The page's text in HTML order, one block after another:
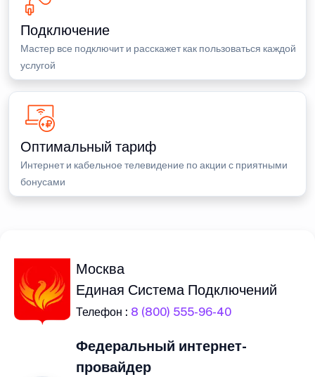
Подключение
Мастер все подключит и расскажет как пользоваться каждой
услугой
Оптимальный тариф
Интернет и кабельное телевидение по акции с приятными
бонусами
Москва
Единая Система Подключений
Телефон : 8 (800) 555-96-40
Федеральный интернет-
провайдер